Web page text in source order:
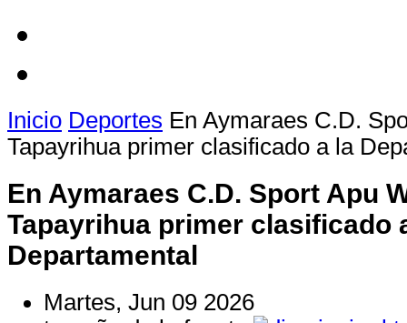
Inicio Deportes En Aymaraes C.D.
Tapayrihua primer clasificado a la
En Aymaraes C.D. Sport Apu
Tapayrihua primer clasificado
Departamental
Martes, Jun 09 2026